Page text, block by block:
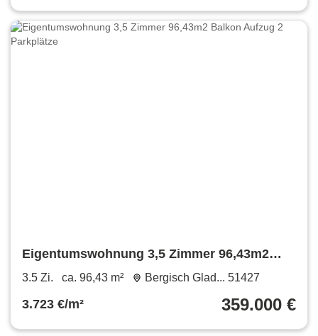
Eigentumswohnung 3,5 Zimmer 96,43m2
Balkon Aufzug 2 Parkplätze
3.5 Zi. ca. 96,43 m² Bergisch Glad... 51427
3.723 €/m² 359.000 €